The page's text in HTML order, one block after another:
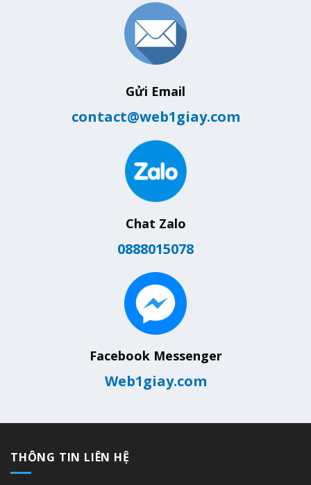
Gửi Email
contact@web1giay.com
Chat Zalo
0888015078
Facebook Messenger
Web1giay.com
THÔNG TIN LIÊN HỆ